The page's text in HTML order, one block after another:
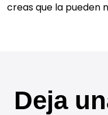
creas que la pueden
Deja